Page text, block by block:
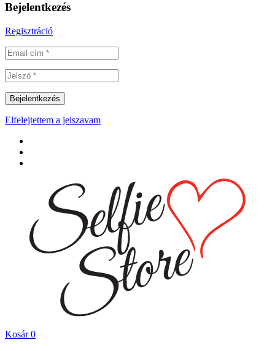
Bejelentkezés
Regisztráció
Elfelejtettem a jelszavam
Kosár 0